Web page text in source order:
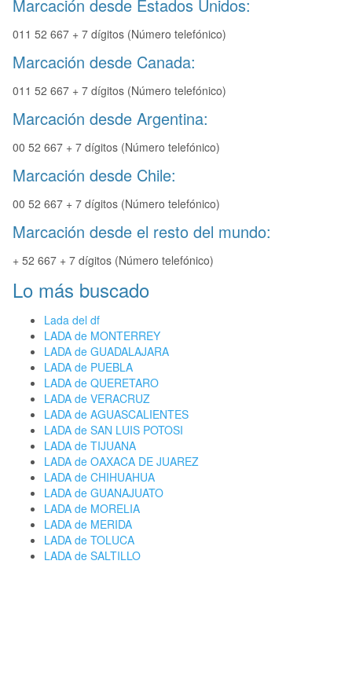
Marcación desde Estados Unidos:
011 52 667 + 7 dígitos (Número telefónico)
Marcación desde Canada:
011 52 667 + 7 dígitos (Número telefónico)
Marcación desde Argentina:
00 52 667 + 7 dígitos (Número telefónico)
Marcación desde Chile:
00 52 667 + 7 dígitos (Número telefónico)
Marcación desde el resto del mundo:
+ 52 667 + 7 dígitos (Número telefónico)
Lo más buscado
Lada del df
LADA de MONTERREY
LADA de GUADALAJARA
LADA de PUEBLA
LADA de QUERETARO
LADA de VERACRUZ
LADA de AGUASCALIENTES
LADA de SAN LUIS POTOSI
LADA de TIJUANA
LADA de OAXACA DE JUAREZ
LADA de CHIHUAHUA
LADA de GUANAJUATO
LADA de MORELIA
LADA de MERIDA
LADA de TOLUCA
LADA de SALTILLO